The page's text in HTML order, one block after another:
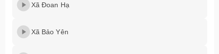
Xã Đoan Hạ
Xã Bảo Yên